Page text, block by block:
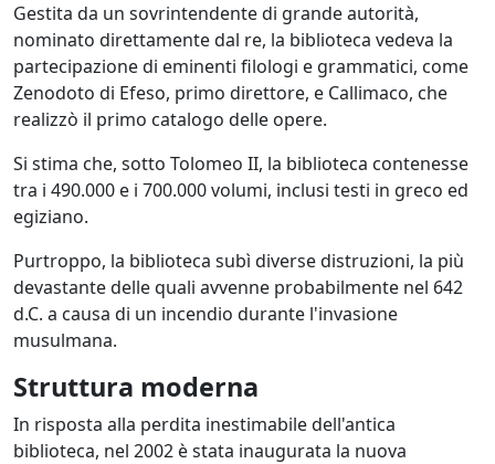
Gestita da un sovrintendente di grande autorità,
nominato direttamente dal re, la biblioteca vedeva la
partecipazione di eminenti filologi e grammatici, come
Zenodoto di Efeso, primo direttore, e Callimaco, che
realizzò il primo catalogo delle opere.
Si stima che, sotto Tolomeo II, la biblioteca contenesse
tra i 490.000 e i 700.000 volumi, inclusi testi in greco ed
egiziano.
Purtroppo, la biblioteca subì diverse distruzioni, la più
devastante delle quali avvenne probabilmente nel 642
d.C. a causa di un incendio durante l'invasione
musulmana.
Struttura moderna
In risposta alla perdita inestimabile dell'antica
biblioteca, nel 2002 è stata inaugurata la nuova